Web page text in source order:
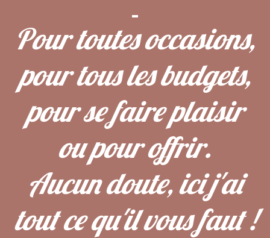
Pour toutes occasions,
pour tous les budgets,
pour se faire plaisir
ou pour offrir.
Aucun doute, ici j'ai
tout ce qu'il vous faut !